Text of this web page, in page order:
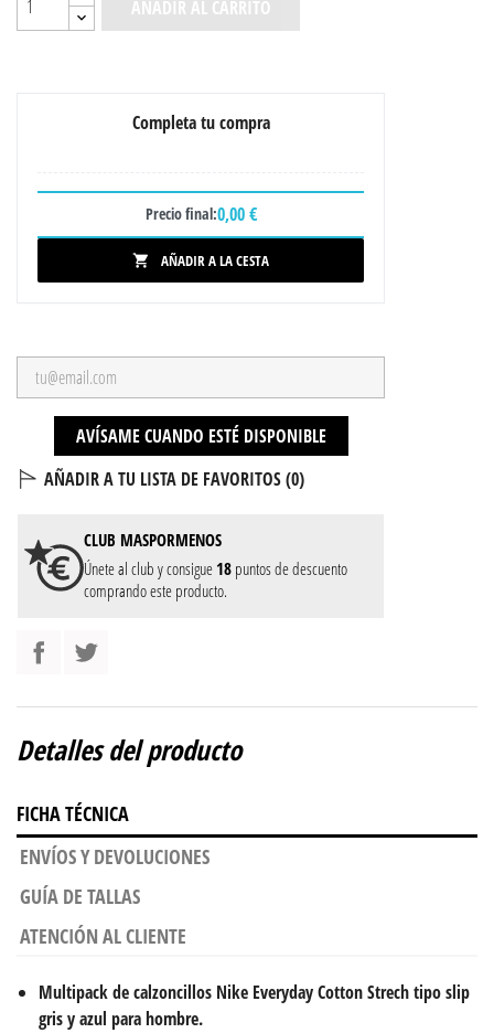
AÑADIR AL CARRITO
Completa tu compra
Precio final:0,00 €
 AÑADIR A LA CESTA
AVÍSAME CUANDO ESTÉ DISPONIBLE
AÑADIR A TU LISTA DE FAVORITOS (0)
CLUB MASPORMENOS
Únete al club y consigue 18 puntos de descuento
comprando este producto.
Detalles del producto
FICHA TÉCNICA
ENVÍOS Y DEVOLUCIONES
GUÍA DE TALLAS
ATENCIÓN AL CLIENTE
Multipack de calzoncillos Nike Everyday Cotton Strech tipo slip
gris y azul para hombre.